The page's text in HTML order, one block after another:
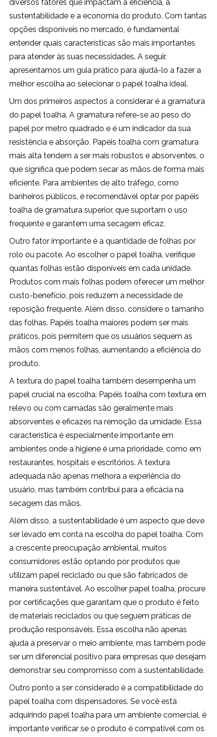
diversos fatores que impactam a eficiência, a
sustentabilidade e a economia do produto. Com tantas
opções disponíveis no mercado, é fundamental
entender quais características são mais importantes
para atender às suas necessidades. A seguir,
apresentamos um guia prático para ajudá-lo a fazer a
melhor escolha ao selecionar o papel toalha ideal.
Um dos primeiros aspectos a considerar é a gramatura
do papel toalha. A gramatura refere-se ao peso do
papel por metro quadrado e é um indicador da sua
resistência e absorção. Papéis toalha com gramatura
mais alta tendem a ser mais robustos e absorventes, o
que significa que podem secar as mãos de forma mais
eficiente. Para ambientes de alto tráfego, como
banheiros públicos, é recomendável optar por papéis
toalha de gramatura superior, que suportam o uso
frequente e garantem uma secagem eficaz.
Outro fator importante é a quantidade de folhas por
rolo ou pacote. Ao escolher o papel toalha, verifique
quantas folhas estão disponíveis em cada unidade.
Produtos com mais folhas podem oferecer um melhor
custo-benefício, pois reduzem a necessidade de
reposição frequente. Além disso, considere o tamanho
das folhas. Papéis toalha maiores podem ser mais
práticos, pois permitem que os usuários sequem as
mãos com menos folhas, aumentando a eficiência do
produto.
A textura do papel toalha também desempenha um
papel crucial na escolha. Papéis toalha com textura em
relevo ou com camadas são geralmente mais
absorventes e eficazes na remoção da umidade. Essa
característica é especialmente importante em
ambientes onde a higiene é uma prioridade, como em
restaurantes, hospitais e escritórios. A textura
adequada não apenas melhora a experiência do
usuário, mas também contribui para a eficácia na
secagem das mãos.
Além disso, a sustentabilidade é um aspecto que deve
ser levado em conta na escolha do papel toalha. Com
a crescente preocupação ambiental, muitos
consumidores estão optando por produtos que
utilizam papel reciclado ou que são fabricados de
maneira sustentável. Ao escolher papel toalha, procure
por certificações que garantam que o produto é feito
de materiais reciclados ou que seguem práticas de
produção responsáveis. Essa escolha não apenas
ajuda a preservar o meio ambiente, mas também pode
ser um diferencial positivo para empresas que desejam
demonstrar seu compromisso com a sustentabilidade.
Outro ponto a ser considerado é a compatibilidade do
papel toalha com dispensadores. Se você está
adquirindo papel toalha para um ambiente comercial, é
importante verificar se o produto é compatível com os